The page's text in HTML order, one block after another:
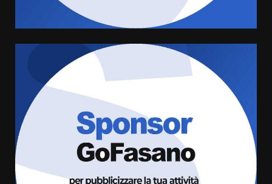
cittadina di Fratelli d’Italia,
pronta a tornare in Consiglio
comunale
6 Agosto 2026 08:00
Cura dei beni comuni e
cittadinanza attiva: online
l’avviso per la gestione
condivisa della Villetta di
Laureto